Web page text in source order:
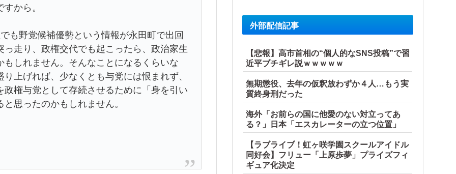
から。
野党候補優勢という情報が永田町で出回
走り、政権交代でも起こったら、政治家生
しれません。そんなことになるくらいな
上げれば、少なくとも与党には恨まれず、
権与党として存続させるために「身を引い
思ったのかもしれません。
外部配信記事
【悲報】高市首相の“個人的なSNS投稿”で習
近平ブチギレ説ｗｗｗｗｗ
無期懲役、去年の仮釈放わずか４人…もう実
質終身刑だった
海外「お前らの国に他愛のない対立ってあ
る？」日本「エスカレーターの立つ位置」
【ラブライブ！虹ヶ咲学園スクールアイドル
同好会】フリュー「上原歩夢」プライズフィ
ギュア化決定